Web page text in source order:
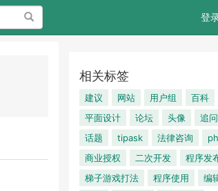
搜索 登
相关标签
建议 网站 用户组
百科
平面设计
论坛 头像
追问
话题
tipask 法律咨询
商业授权
二次开发
程序发
梯子游戏打法
程序使用
编